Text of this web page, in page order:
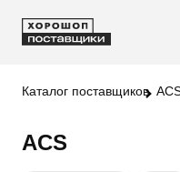
Каталог поставщиков
ACS